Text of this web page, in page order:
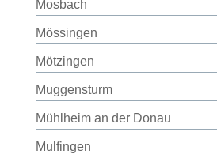
Mosbach
Mössingen
Mötzingen
Muggensturm
Mühlheim an der Donau
Mulfingen